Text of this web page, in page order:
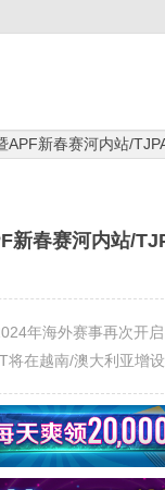
APF新春赛河内站/
新春赛河内站/
年海外赛事再次开
在越南/澳大利亚增